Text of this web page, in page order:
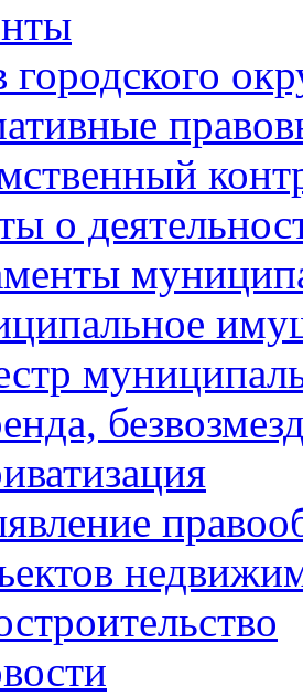
городского
о